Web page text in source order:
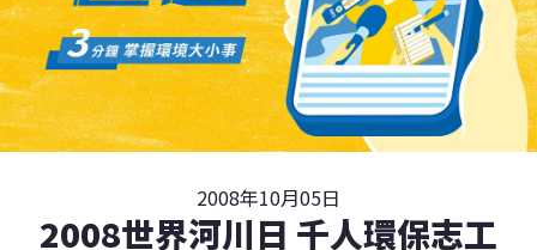
2008年10月05日
2008世界河川日 千人環保志工